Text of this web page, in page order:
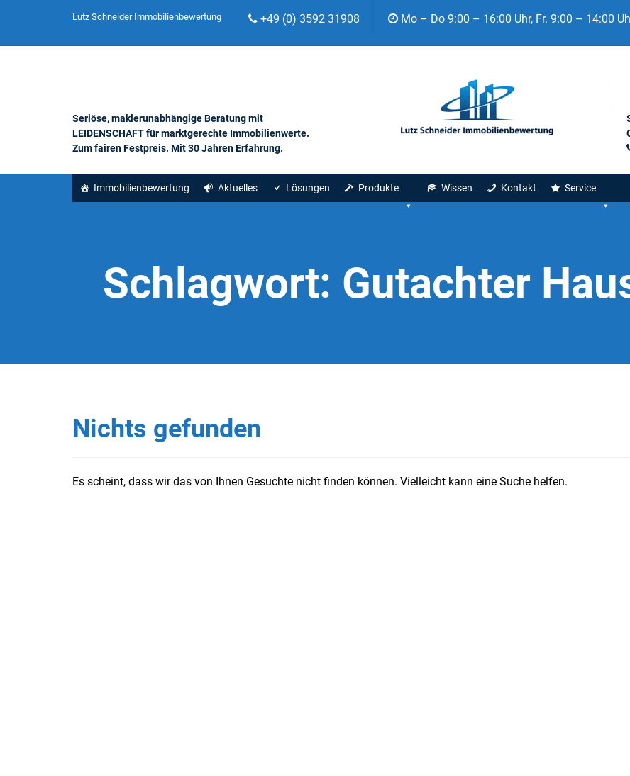
Lutz Schneider Immobilienbewertung +49 (0) 3592 31908 Mo – Do 9:00 – 16:00 Uhr, Fr. 9:00 – 14:00
Seriöse, maklerunabhängige Beratung mit
LEIDENSCHAFT für marktgerechte Immobilienwerte.
Zum fairen Festpreis. Mit 30 Jahren Erfahrung.
Immobilienbewertung Aktuelles Lösungen Produkte Wissen Kontakt Service
Schlagwort: Gutachter
Nichts gefunden
Es scheint, dass wir das von Ihnen Gesuchte nicht finden können. Vielleicht kann eine Suche helfen.